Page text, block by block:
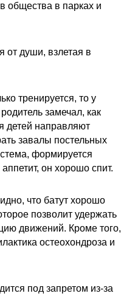
общества в парках и
от души, взлетая в
тренируется, то у
замечал, как
детей направляют
завалы постельных
формируется
он хорошо спит.
что батут хорошо
позволит удержать
движений. Кроме того,
остеохондроза и
под запретом из-за